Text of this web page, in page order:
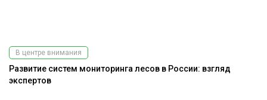
В центре внимания
Развитие систем мониторинга лесов в России: взгляд
экспертов